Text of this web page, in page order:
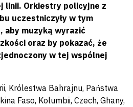
linii. Orkiestry policyjne z
uczestniczyły w tym
aby muzyką wyrazić
oraz by pokazać, że
w tej wspólnej
Królestwa Bahrajnu, Państwa
Faso, Kolumbii, Czech, Ghany,